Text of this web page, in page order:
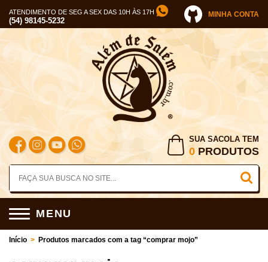
ATENDIMENTO DE SEG A SEX DAS 10H ÀS 17H
(54) 98145-5232
MINHA CONTA
SUA SACOLA TEM
0 PRODUTOS
MENU
Início > Produtos marcados com a tag “comprar mojo”